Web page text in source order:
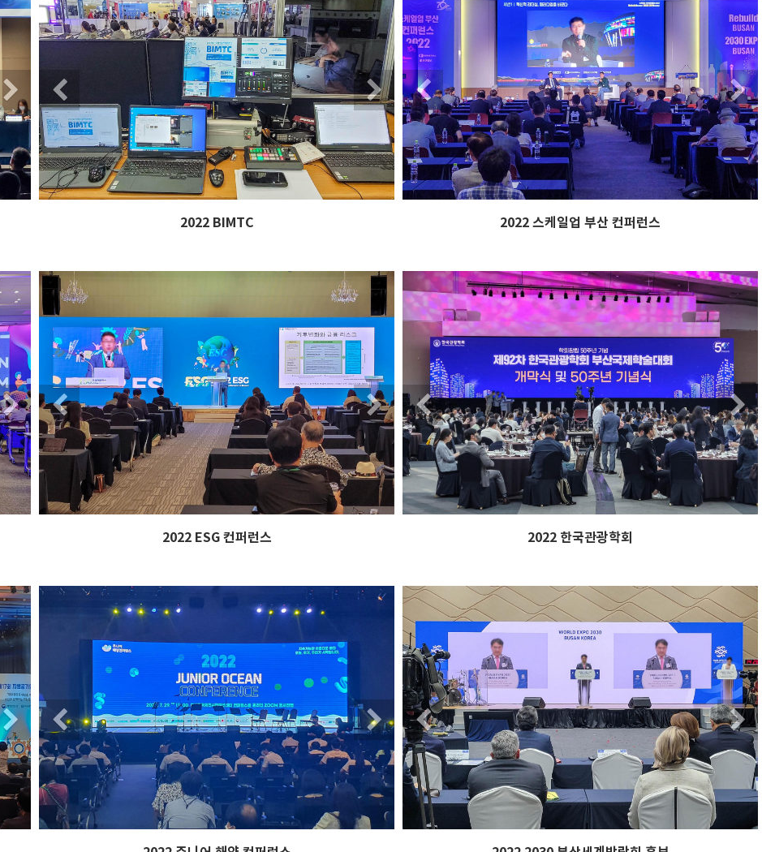
Next Previous Next
2022 BIMTC
Previous
2022 스케일업 부산 컨퍼런스
Next
Next
Previous Next
Previous Next
2022 ESG 컨퍼런스
Previous
Previous
2022 한국관광학회
Next
Next
Previous Next
Previous Next
Previous
Previous